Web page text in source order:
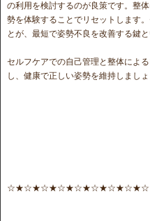
の利用を検討するのが良策です。整
勢を体験することでリセットします
とが、最短で姿勢不良を改善する鍵と
セルフケアでの自己管理と整体によ
し、健康で正しい姿勢を維持しましょ